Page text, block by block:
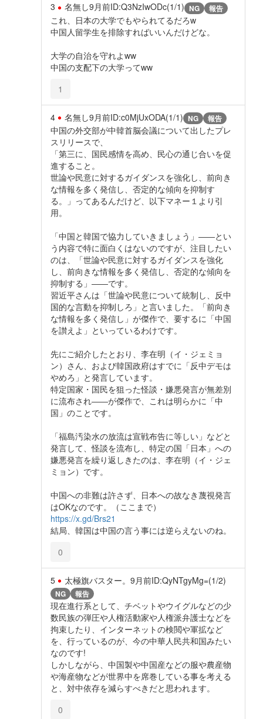
3 名無し9月前ID:Q3NzIwODc(1/1) NG 報告
これ、日本の大学でもやられてるだろw
中国人留学生を排除すればいいんだけどな。
大学の自治を守れよww
中国の支配下の大学ってww
1
4 名無し9月前ID:c0MjUxODA(1/1) NG 報告
中国の外交部が中韓首脳会議について出したプレ
スリリースで、
「第三に、国民感情を高め、民心の通じ合いを促
進すること。
世論や民意に対するガイダンスを強化し、前向き
な情報を多く発信し、否定的な傾向を抑制す
る。」ってあるんだけど、以下マネー１より引
用。
「中国と韓国で協力していきましょう」――とい
う内容で特に面白くはないのですが、注目したい
のは、「世論や民意に対するガイダンスを強化
し、前向きな情報を多く発信し、否定的な傾向を
抑制する」――です。
習近平さんは「世論や民意について統制し、反中
国的な言動を抑制しろ」と言いました。「前向き
な情報を多く発信し」が傑作で、要するに「中国
を讃えよ」といっているわけです。
先にご紹介したとおり、李在明（イ・ジェミョ
ン）さん、および韓国政府はすでに「反中デモは
やめろ」と発言しています。
特定国家・国民を狙った怪談・嫌悪発言が無差別
に流布され――が傑作で、これは明らかに「中
国」のことです。
「福島汚染水の放流は宣戦布告に等しい」などと
発言して、怪談を流布し、特定の国「日本」への
嫌悪発言を繰り返しきたのは、李在明（イ・ジェ
ミョン）です。
中国への非難は許さず、日本への故なき蔑視発言
はOKなのです。（ここまで）
https://x.gd/Brs21
結局、韓国は中国の言う事には逆らえないのね。
0
5 太極旗バスター。 9月前ID:QyNTgyMg=(1/2)
NG 報告
現在進行系として、チベットやウイグルなどの少
数民族の弾圧や人権活動家や人権派弁護士などを
拘束したり、インターネットの検閲や軍拡など
を、行っているのが、今の中華人民共和国みたい
なのです!
しかしながら、中国製や中国産などの服や農産物
や海産物などが世界中を席巻している事を考える
と、対中依存を減らすべきだと思われます。
0